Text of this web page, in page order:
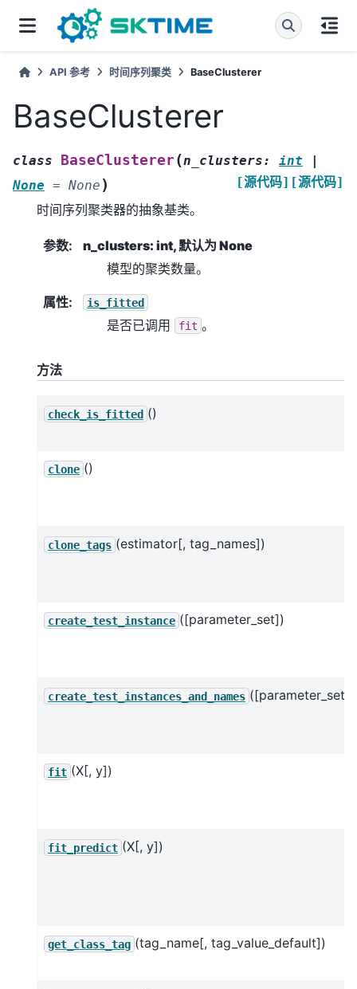
API 参考 时间序列聚类 BaseClusterer
BaseClusterer
class BaseClusterer(n_clusters: int
None = None ) [源代码]
[源代码]
时间序列聚类器的抽象基类。
参数:
n_clusters: int, 默认为 None
模型的聚类数量。
属性: is_fitted
是否已调用 fit 。
方法
check_is_fitted ()
clone ()
clone_tags (estimator[, tag_names])
create_test_instance ([parameter_set])
create_test_instances_and_names ([parameter_set])
fit (X[, y])
fit_predict (X[, y])
get_class_tag (tag_name[, tag_value_default])